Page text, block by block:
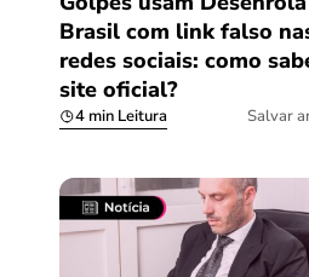
Brasil com link falso
redes sociais: como
site oficial?
4 min Leitura Salvar